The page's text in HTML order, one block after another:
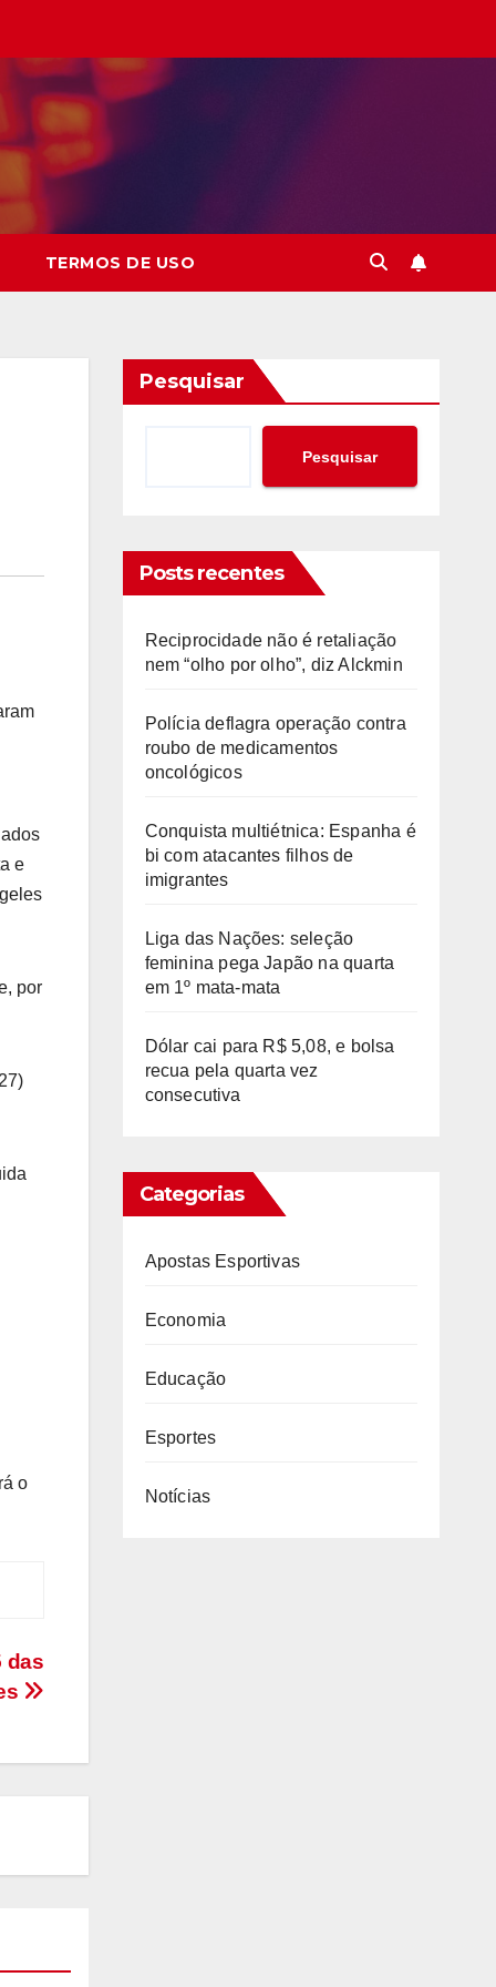
TERMOS DE USO
e
por
o
das
Pesquisar
Pesquisar
Posts recentes
Reciprocidade não é retaliação
nem “olho por olho”, diz Alckmin
Polícia deflagra operação contra
roubo de medicamentos
oncológicos
Conquista multiétnica: Espanha é
bi com atacantes filhos de
imigrantes
Liga das Nações: seleção
feminina pega Japão na quarta
em 1º mata-mata
Dólar cai para R$ 5,08, e bolsa
recua pela quarta vez
consecutiva
Categorias
Apostas Esportivas
Economia
Educação
Esportes
Notícias